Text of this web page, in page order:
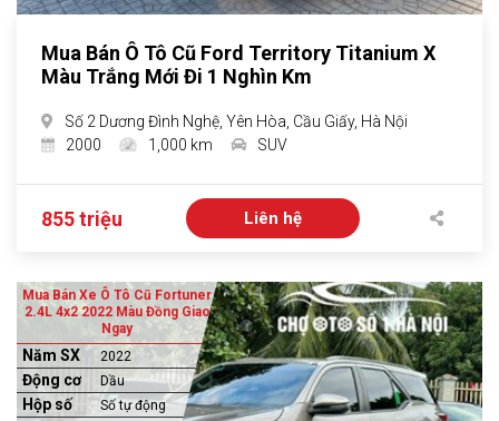
Mua Bán Ô Tô Cũ Ford Territory Titanium X
Màu Trắng Mới Đi 1 Nghìn Km
Số 2 Dương Đình Nghệ, Yên Hòa, Cầu Giấy, Hà Nội
2000
1,000 km SUV
855 triệu Liên hệ
Mua Bán Xe Ô Tô Cũ Fortuner
2.4L 4x2 2022 Màu Đồng Giao
Ngay
Năm SX 2022
Động cơ Dầu
Hộp số Số tự động